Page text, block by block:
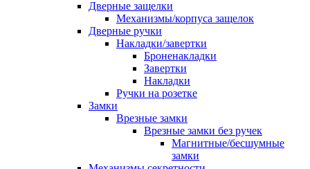
Дверные защелки
Механизмы/корпуса защелок
Дверные ручки
Накладки/завертки
Броненакладки
Завертки
Накладки
Ручки на розетке
Замки
Врезные замки
Врезные замки без ручек
Магнитные/бесшумные
замки